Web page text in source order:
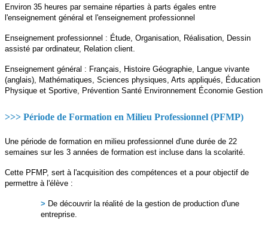
Environ 35 heures par semaine réparties à parts égales entre
l'enseignement général et l'enseignement professionnel
Enseignement professionnel : Étude, Organisation, Réalisation, Dessin
assisté par ordinateur, Relation client.
Enseignement général : Français, Histoire Géographie, Langue vivante
(anglais), Mathématiques, Sciences physiques, Arts appliqués, Éducation
Physique et Sportive, Prévention Santé Environnement Économie Gestion
>>> Période de Formation en Milieu Professionnel (PFMP)
Une période de formation en milieu professionnel d'une durée de 22
semaines sur les 3 années de formation est incluse dans la scolarité.
Cette PFMP, sert à l'acquisition des compétences et a pour objectif de
permettre à l'élève :
> De découvrir la réalité de la gestion de production d'une
entreprise.